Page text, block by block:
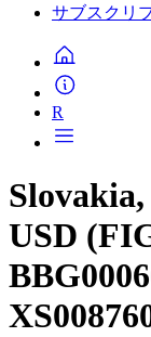
サブスクリ
R
USD